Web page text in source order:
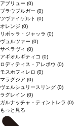
アブリュー (0)
ブラウブルガー (0)
ツヴァイゲルト (0)
オレンジ (0)
リボッラ・ジャッラ (0)
ヴュルツァー (0)
サペラヴィ (0)
アギオルギティコ (0)
ロディティス・アレポウ (0)
モスホフィレロ (0)
マラグジア (0)
ヴェルシュリースリング (0)
ラグレイン (0)
ガルナッチャ・ティントレラ (0)
もっと見る